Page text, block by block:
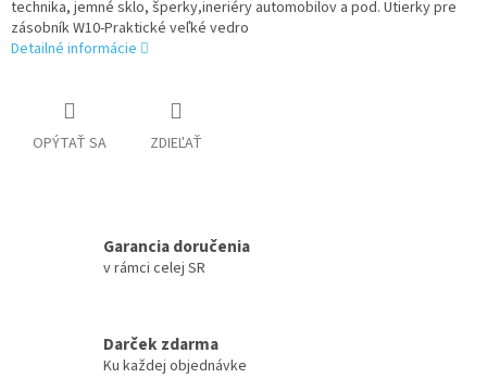
technika, jemné sklo, šperky,ineriéry automobilov a pod. Utierky pre
zásobník W10-Praktické veľké vedro
Detailné informácie
OPÝTAŤ SA ZDIEĽAŤ
Garancia doručenia
v rámci celej SR
Darček zdarma
Ku každej objednávke